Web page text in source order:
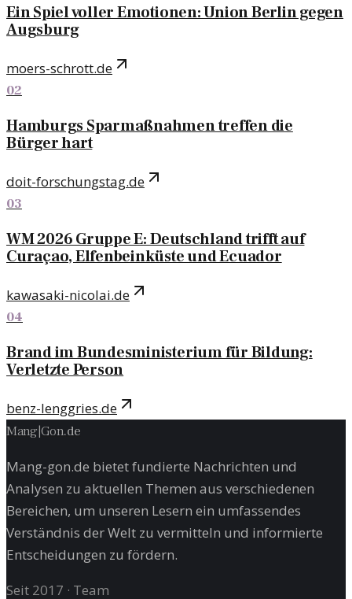
Ein Spiel voller Emotionen: Union Berlin gegen
Augsburg
moers-schrott.de
02
Hamburgs Sparmaßnahmen treffen die
Bürger hart
doit-forschungstag.de
03
WM 2026 Gruppe E: Deutschland trifft auf
Curaçao, Elfenbeinküste und Ecuador
kawasaki-nicolai.de
04
Brand im Bundesministerium für Bildung:
Verletzte Person
benz-lenggries.de
Mang|Gon.de
Mang-gon.de bietet fundierte Nachrichten und
Analysen zu aktuellen Themen aus verschiedenen
Bereichen, um unseren Lesern ein umfassendes
Verständnis der Welt zu vermitteln und informierte
Entscheidungen zu fördern.
Seit 2017 · Team